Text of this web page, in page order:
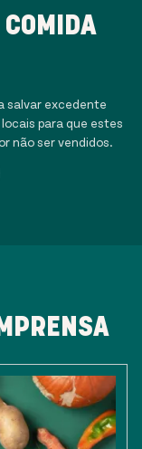
COMIDA
salvar excedente
para que estes
não ser vendidos.